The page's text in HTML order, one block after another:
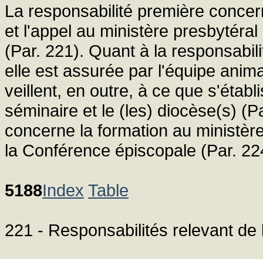
La responsabilité première
et l'appel au ministère
(Par. 221). Quant à la
elle est assurée par l'équipe
veillent, en outre, à ce que
séminaire et le (les) diocèse(s)
concerne la formation au
la Conférence épiscopale (Par.
5188Index Table
221 - Responsabilités relevant